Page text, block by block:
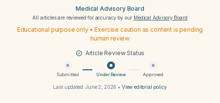
Medical Advisory Board
All articles are reviewed for accuracy by our Medical Advisory Board
Educational purpose only • Exercise caution as content is pending
human review
Article Review Status
Submitted Under Review Approved
Last updated:June 2, 2026 • View editorial policy